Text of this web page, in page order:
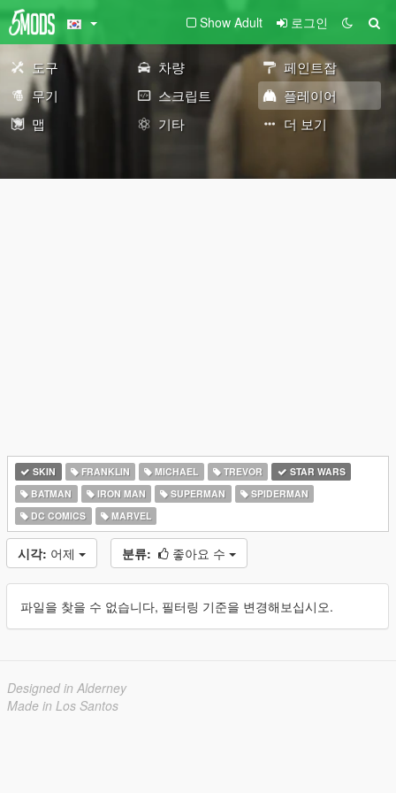
Show Adult 로그인
도구 차량
페인트잡
무기
스크립트
플레이어
맵
기타 더 보기
SKIN FRANKLIN MICHAEL TREVOR
STAR WARS
BATMAN
IRON MAN SUPERMAN
SPIDERMAN
DC COMICS
MARVEL
시각: 어제 분류: 좋아요 수
파일을 찾을 수 없습니다, 필터링 기준을 변경해보십시오.
Designed in Alderney
Made in Los Santos